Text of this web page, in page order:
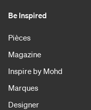
Be Inspired
Pièces
Magazine
Inspire by Mohd
Marques
Designer